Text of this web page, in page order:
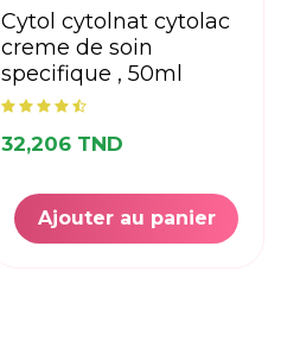
cytol cytolnat cytolac
creme de soin
specifique , 50ml
32,206 TND
Ajouter au panier